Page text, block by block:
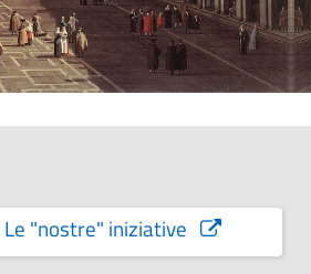
"nostre" iniziative